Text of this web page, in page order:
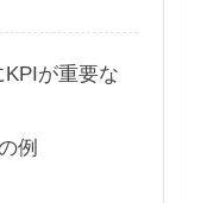
が重要な
例